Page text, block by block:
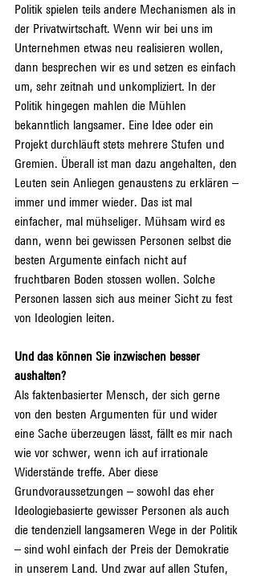
Politik spielen teils andere Mechanismen als in
der Privatwirtschaft. Wenn wir bei uns im
Unternehmen etwas neu realisieren wollen,
dann besprechen wir es und setzen es einfach
um, sehr zeitnah und unkompliziert. In der
Politik hingegen mahlen die Mühlen
bekanntlich langsamer. Eine Idee oder ein
Projekt durchläuft stets mehrere Stufen und
Gremien. Überall ist man dazu angehalten, den
Leuten sein Anliegen genaustens zu erklären –
immer und immer wieder. Das ist mal
einfacher, mal mühseliger. Mühsam wird es
dann, wenn bei gewissen Personen selbst die
besten Argumente einfach nicht auf
fruchtbaren Boden stossen wollen. Solche
Personen lassen sich aus meiner Sicht zu fest
von Ideologien leiten.
Und das können Sie inzwischen besser
aushalten?
Als faktenbasierter Mensch, der sich gerne
von den besten Argumenten für und wider
eine Sache überzeugen lässt, fällt es mir nach
wie vor schwer, wenn ich auf irrationale
Widerstände treffe. Aber diese
Grundvoraussetzungen – sowohl das eher
Ideologiebasierte gewisser Personen als auch
die tendenziell langsameren Wege in der Politik
– sind wohl einfach der Preis der Demokratie
in unserem Land. Und zwar auf allen Stufen,